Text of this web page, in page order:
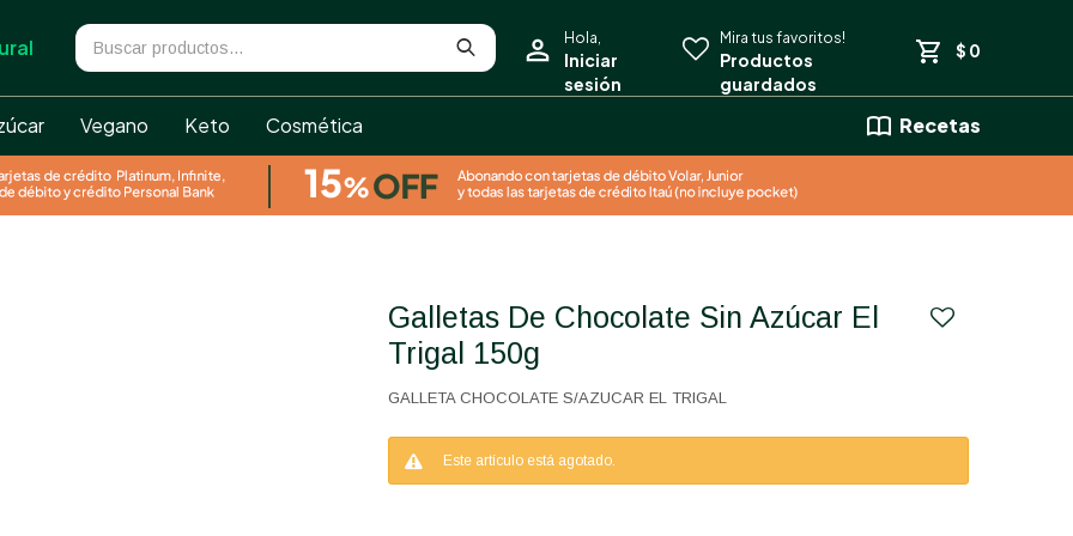
Vegano Keto Cosmética Recetas
$ 0
Galletas De Chocolate Sin Azúcar El
Trigal 150g
GALLETA CHOCOLATE S/AZUCAR EL TRIGAL
Este artículo está agotado.